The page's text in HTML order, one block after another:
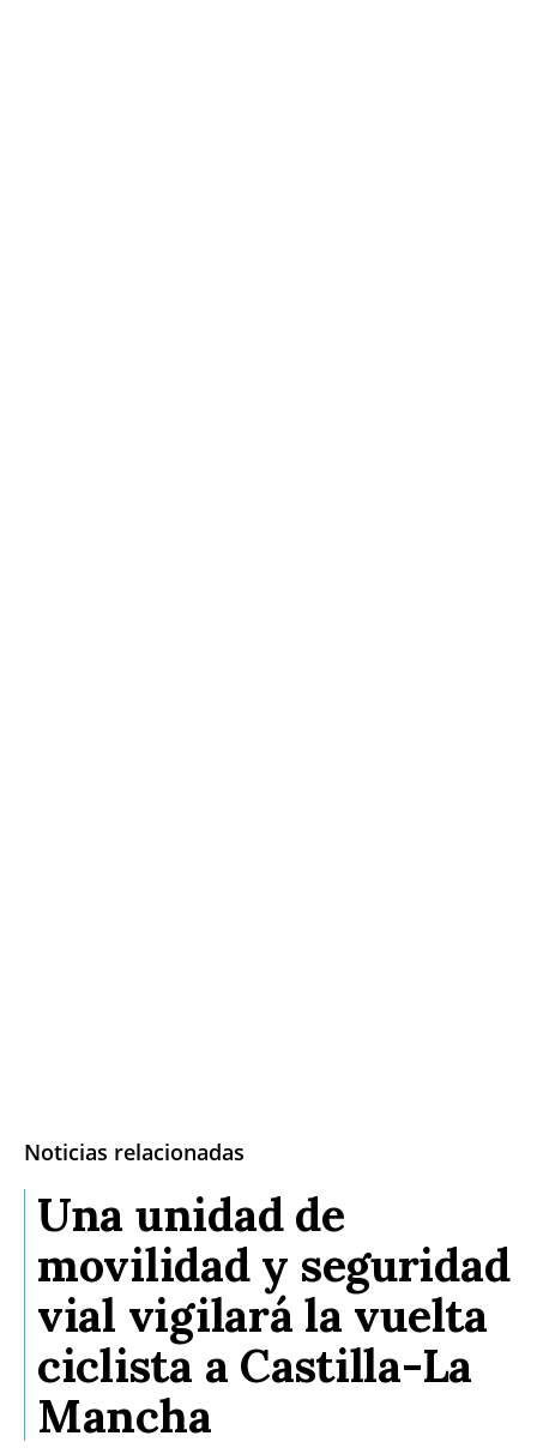
Noticias relacionadas
Una unidad de
movilidad y seguridad
vial vigilará la vuelta
ciclista a Castilla-La
Mancha